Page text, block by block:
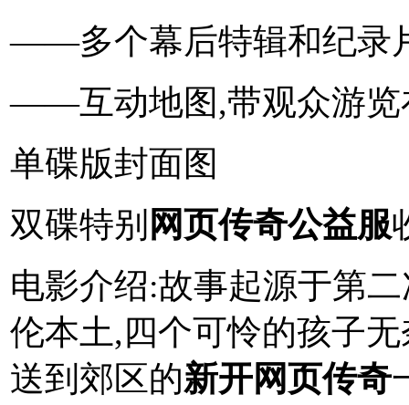
――多个幕后特辑和纪录
――互动地图,带观众游览
单碟版封面图
双碟特别 网页传奇公益服
电影介绍:故事起源于第
伦本土,四个可怜的孩子
送到郊区的新开网页传奇